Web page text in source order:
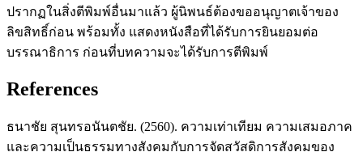
ปรากฏในสิ่งตีพิมพ์อื่นมาแล้ว ผู้นิพนธ์ต้องขออนุญาตเจ้าของ
ลิขสิทธิ์ก่อน พร้อมทั้ง แสดงหนังสือที่ได้รับการยินยอมต่อ
บรรณาธิการ ก่อนที่บทความจะได้รับการตีพิมพ์
References
ธนาชัย สุนทรอนันตชัย. (2560). ความเท่าเทียม ความเสมอภาค
และความเป็นธรรมทางสังคมกับการจัดสวัสดิการสังคมของ